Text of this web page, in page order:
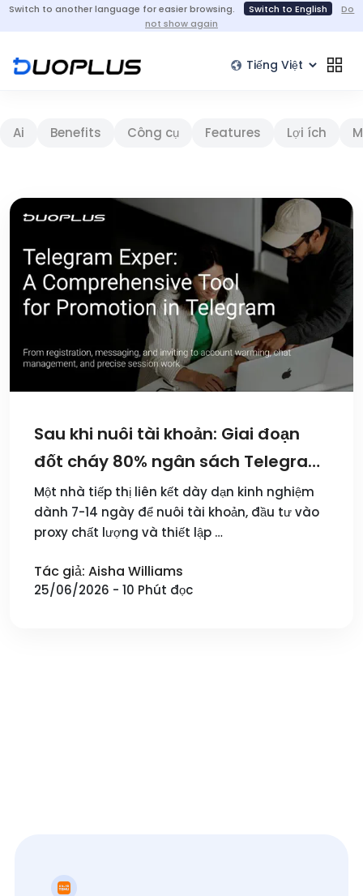
Switch to another language for easier browsing. Switch to English
Do
not show again
Ai Benefits Công cụ Features Lợi ích
Sau khi nuôi tài khoản: Giai đoạn
đốt cháy 80% ngân sách Telegram
của bạn
Một nhà tiếp thị liên kết dày dạn kinh nghiệm
dành 7-14 ngày để nuôi tài khoản, đầu tư vào
proxy chất lượng và thiết lập …
Tác giả: Aisha Williams
25/06/2026 - 10 Phút đọc